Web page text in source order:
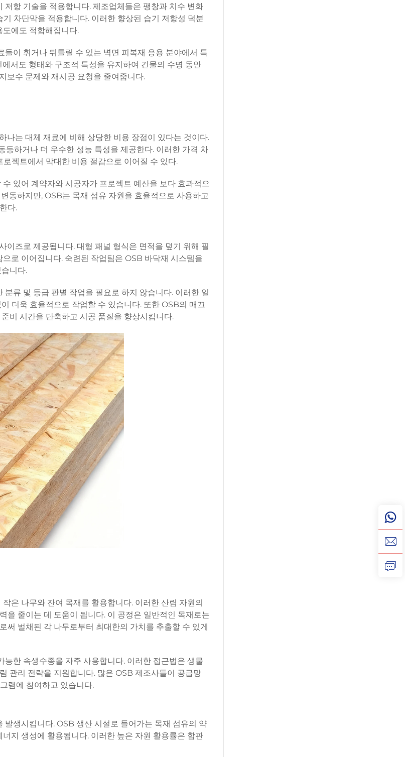
항 기술을 적용합니다. 제조업체들은 팽창과 치수 변화
차단막을 적용합니다. 이러한 향상된 습기 저항성 덕분
에도 적합해집니다.
이 휘거나 뒤틀릴 수 있는 벽면 피복재 응용 분야에서 특
서도 형태와 구조적 특성을 유지하여 건물의 수명 동안
보수 문제와 재시공 요청을 줄여줍니다.
나는 대체 재료에 비해 상당한 비용 장점이 있다는 것이다.
하거나 더 우수한 성능 특성을 제공한다. 이러한 가격 차
젝트에서 막대한 비용 절감으로 이어질 수 있다.
있어 계약자와 시공자가 프로젝트 예산을 보다 효과적으
동하지만, OSB는 목재 섬유 자원을 효율적으로 사용하고
다.
즈로 제공됩니다. 대형 패널 형식은 면적을 덮기 위해 필
로 이어집니다. 숙련된 작업팀은 OSB 바닥재 시스템을
니다.
류 및 등급 판별 작업을 필요로 하지 않습니다. 이러한 일
더욱 효율적으로 작업할 수 있습니다. 또한 OSB의 매끄
비 시간을 단축하고 시공 품질을 향상시킵니다.
은 나무와 잔여 목재를 활용합니다. 이러한 산림 자원의
을 줄이는 데 도움이 됩니다. 이 공정은 일반적인 목재로는
써 벌채된 각 나무로부터 최대한의 가치를 추출할 수 있게
한 속생수종을 자주 사용합니다. 이러한 접근법은 생물
관리 전략을 지원합니다. 많은 OSB 제조사들이 공급망
램에 참여하고 있습니다.
생시킵니다. OSB 생산 시설로 들어가는 목재 섬유의 약
지 생성에 활용됩니다. 이러한 높은 자원 활용률은 합판